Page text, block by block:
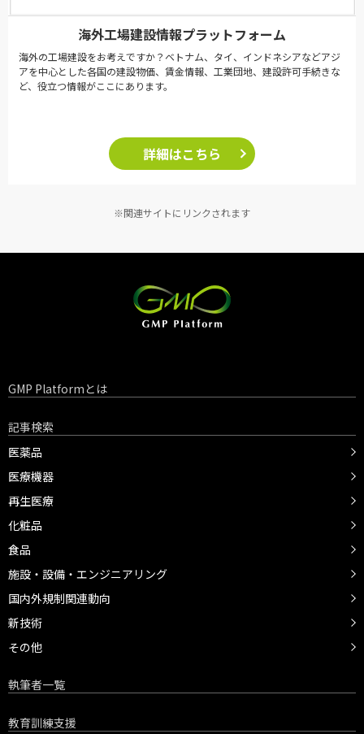
海外工場建設情報プラットフォーム
海外の工場建設をお考えですか？ベトナム、タイ、インドネシアなどアジ
アを中心とした各国の建設物価、賃金情報、工業団地、建設許可手続きな
ど、役立つ情報がここにあります。
詳細はこちら
※関連サイトにリンクされます
GMP Platformとは
記事検索
医薬品
医療機器
再生医療
化粧品
食品
施設・設備・エンジニアリング
国内外規制関連動向
新技術
その他
執筆者一覧
教育訓練支援